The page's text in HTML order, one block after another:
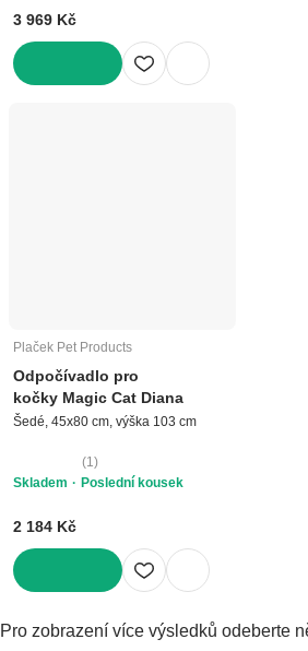
3 969 Kč
Plaček Pet Products
Odpočívadlo pro
kočky Magic Cat Diana
Šedé, 45x80 cm, výška 103 cm
(1)
Skladem
Poslední kousek
2 184 Kč
Pro zobrazení více výsledků odeberte